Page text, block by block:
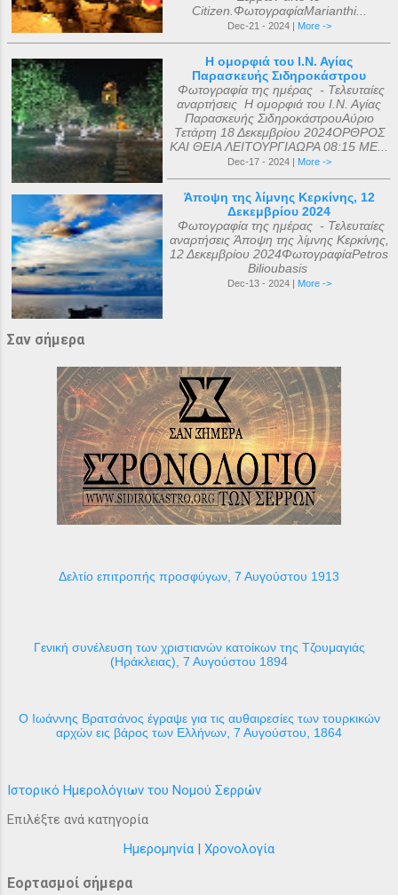
Citizen.ΦωτογραφίαMarianthi...
Dec-21 - 2024 | More ->
Η ομορφιά του Ι.Ν. Αγίας
Παρασκευής Σιδηροκάστρου
Φωτογραφία της ημέρας - Τελευταίες
αναρτήσεις Η ομορφιά του Ι.Ν. Αγίας
Παρασκευής ΣιδηροκάστρουΑύριο
Τετάρτη 18 Δεκεμβρίου 2024ΟΡΘΡΟΣ
ΚΑΙ ΘΕΙΑ ΛΕΙΤΟΥΡΓΙΑΩΡΑ 08:15 ΜΕ...
Dec-17 - 2024 | More ->
Άποψη της λίμνης Κερκίνης, 12
Δεκεμβρίου 2024
Φωτογραφία της ημέρας - Τελευταίες
αναρτήσεις Άποψη της λίμνης Κερκίνης,
12 Δεκεμβρίου 2024ΦωτογραφίαPetros
Bilioubasis
Dec-13 - 2024 | More ->
Σαν σήμερα
Δελτίο επιτροπής προσφύγων, 7 Αυγούστου 1913
Γενική συνέλευση των χριστιανών κατοίκων της Τζουμαγιάς
(Ηράκλειας), 7 Αυγούστου 1894
Ο Ιωάννης Βρατσάνος έγραψε για τις αυθαιρεσίες των τουρκικών
αρχών εις βάρος των Ελλήνων, 7 Αυγούστου, 1864
Ιστορικό Ημερολόγιων του Νομού Σερρών
Επιλέξτε ανά κατηγορία
Ημερομηνία | Χρονολογία
Εορτασμοί σήμερα